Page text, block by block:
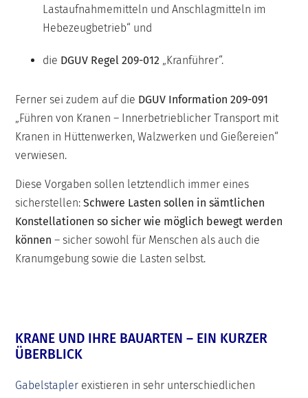
Lastaufnahmemitteln und Anschlagmitteln im
Hebezeugbetrieb“ und
die DGUV Regel 209-012 „Kranführer“.
Ferner sei zudem auf die DGUV Information 209-091
„Führen von Kranen – Innerbetrieblicher Transport mit
Kranen in Hüttenwerken, Walzwerken und Gießereien“
verwiesen.
Diese Vorgaben sollen letztendlich immer eines
sicherstellen:Schwere Lasten sollen in sämtlichen
Konstellationen so sicher wie möglich bewegt werden
können – sicher sowohl für Menschen als auch die
Kranumgebung sowie die Lasten selbst.
KRANE UND IHRE BAUARTEN – EIN KURZER
ÜBERBLICK
Gabelstapler existieren in sehr unterschiedlichen